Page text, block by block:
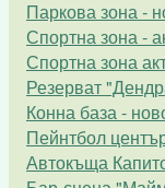
Паркова зона -
Спортна зона -
Спортна зона
Резерват
Конна база -
Пейнтбол
Автокъща